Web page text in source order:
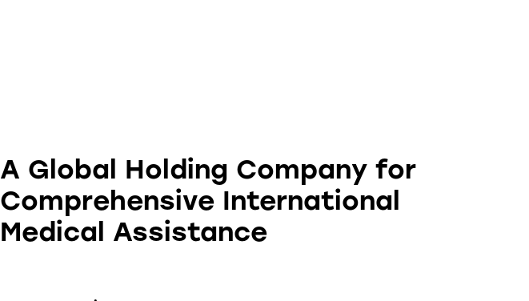
A Global Holding Company for
Comprehensive International
Medical Assistance